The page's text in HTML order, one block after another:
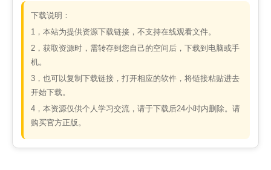
下载说明：
1，本站为提供资源下载链接，不支持在线观看文件。
2，获取资源时，需转存到您自己的空间后，下载到电脑或手
机。
3，也可以复制下载链接，打开相应的软件，将链接粘贴进去
开始下载。
4，本资源仅供个人学习交流，请于下载后24小时内删除。请
购买官方正版。